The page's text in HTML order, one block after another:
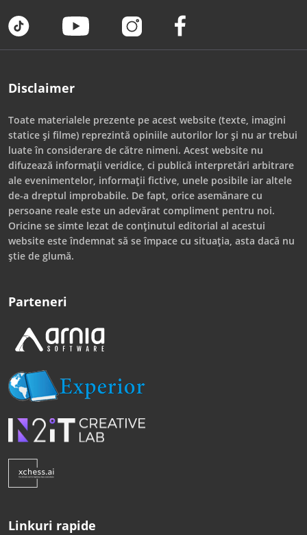
Disclaimer
Toate materialele prezente pe acest website (texte, imagini
statice și filme) reprezintă opiniile autorilor lor și nu ar trebui
luate în considerare de către nimeni. Acest website nu
difuzează informații veridice, ci publică interpretări arbitrare
ale evenimentelor, informații fictive, unele posibile iar altele
de-a dreptul improbabile. De fapt, orice asemănare cu
persoane reale este un adevărat compliment pentru noi.
Oricine se simte lezat de conținutul editorial al acestui
website este îndemnat să se împace cu situația, asta dacă nu
știe de glumă.
Parteneri
Linkuri rapide